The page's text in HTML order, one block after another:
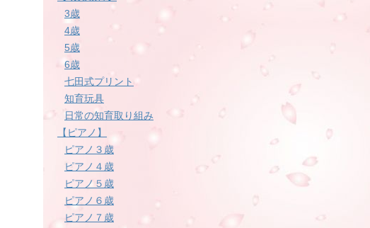
3歳
4歳
5歳
6歳
七田式プリント
知育玩具
日常の知育取り組み
【ピアノ】
ピアノ３歳
ピアノ４歳
ピアノ５歳
ピアノ６歳
ピアノ７歳